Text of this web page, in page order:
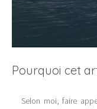
Pourquoi cet
Selon moi, faire